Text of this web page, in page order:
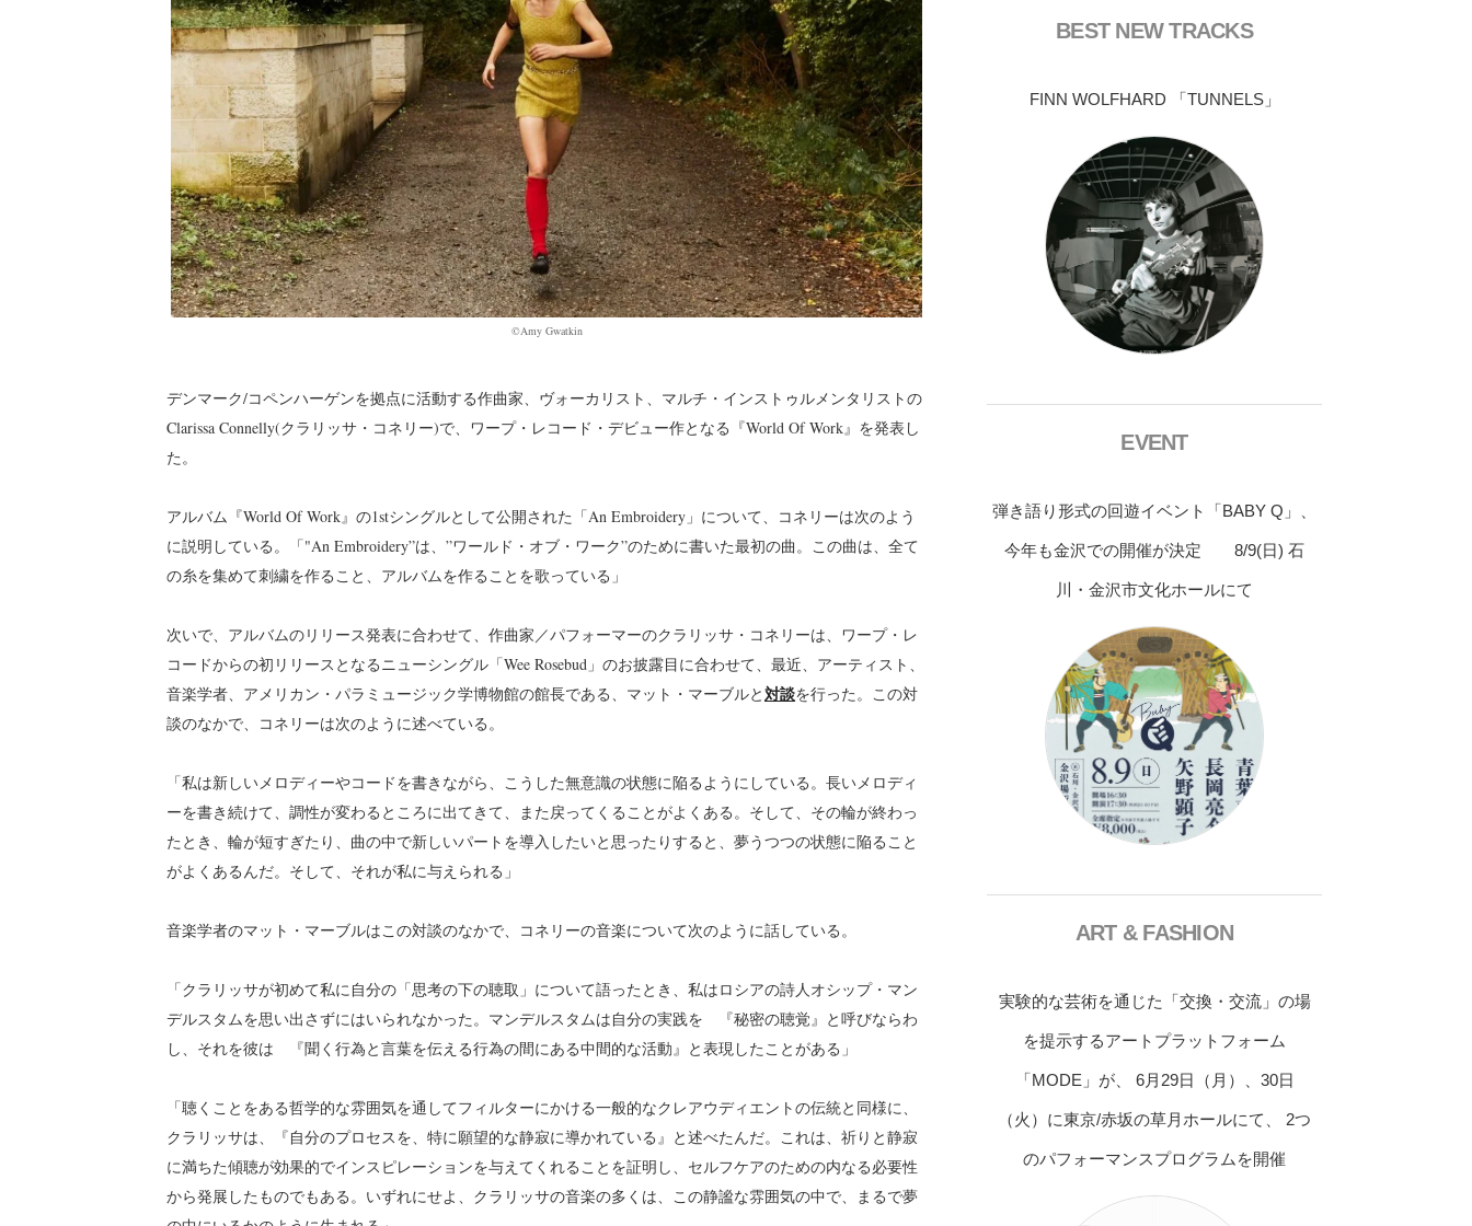
©Amy Gwatkin
デンマーク/コペンハーゲンを拠点に活動する作曲家、ヴォーカリスト、マルチ・インストゥルメンタリストの
Clarissa Connelly(クラリッサ・コネリー)で、ワープ・レコード・デビュー作となる『World Of Work』を発表し
た。
アルバム『World Of Work』の1stシングルとして公開された「An Embroidery」について、コネリーは次のよう
に説明している。「"An Embroidery”は、”ワールド・オブ・ワーク”のために書いた最初の曲。この曲は、全て
の糸を集めて刺繍を作ること、アルバムを作ることを歌っている」
次いで、アルバムのリリース発表に合わせて、作曲家／パフォーマーのクラリッサ・コネリーは、ワープ・レ
コードからの初リリースとなるニューシングル「Wee Rosebud」のお披露目に合わせて、最近、アーティスト、
音楽学者、アメリカン・パラミュージック学博物館の館長である、マット・マーブルと対談を行った。この対
談のなかで、コネリーは次のように述べている。
「私は新しいメロディーやコードを書きながら、こうした無意識の状態に陥るようにしている。長いメロディ
ーを書き続けて、調性が変わるところに出てきて、また戻ってくることがよくある。そして、その輪が終わっ
たとき、輪が短すぎたり、曲の中で新しいパートを導入したいと思ったりすると、夢うつつの状態に陥ること
がよくあるんだ。そして、それが私に与えられる」
音楽学者のマット・マーブルはこの対談のなかで、コネリーの音楽について次のように話している。
「クラリッサが初めて私に自分の「思考の下の聴取」について語ったとき、私はロシアの詩人オシップ・マン
デルスタムを思い出さずにはいられなかった。マンデルスタムは自分の実践を 『秘密の聴覚』と呼びならわ
し、それを彼は 『聞く行為と言葉を伝える行為の間にある中間的な活動』と表現したことがある」
「聴くことをある哲学的な雰囲気を通してフィルターにかける一般的なクレアウディエントの伝統と同様に、
クラリッサは、『自分のプロセスを、特に願望的な静寂に導かれている』と述べたんだ。これは、祈りと静寂
に満ちた傾聴が効果的でインスピレーションを与えてくれることを証明し、セルフケアのための内なる必要性
から発展したものでもある。いずれにせよ、クラリッサの音楽の多くは、この静謐な雰囲気の中で、まるで夢
BEST NEW TRACKS
FINN WOLFHARD 「TUNNELS」
EVENT
弾き語り形式の回遊イベント「BABY Q」、
今年も金沢での開催が決定 8/9(日) 石
川・金沢市文化ホールにて
ART & FASHION
実験的な芸術を通じた「交換・交流」の場
を提示するアートプラットフォーム
「MODE」が、 6月29日（月）、30日
（火）に東京/赤坂の草月ホールにて、 2つ
のパフォーマンスプログラムを開催